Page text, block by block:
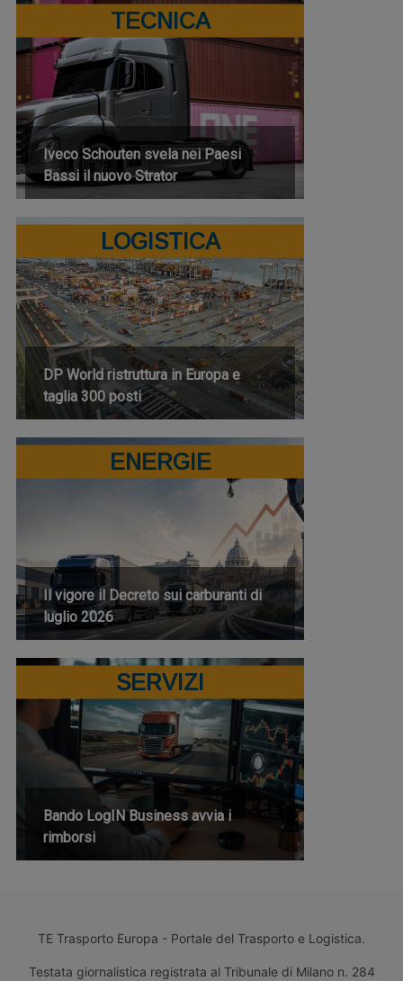
TECNICA
Iveco Schouten svela nei Paesi
Bassi il nuovo Strator
LOGISTICA
DP World ristruttura in Europa e
taglia 300 posti
ENERGIE
Il vigore il Decreto sui carburanti di
luglio 2026
SERVIZI
Bando LogIN Business avvia i
rimborsi
TE Trasporto Europa - Portale del Trasporto e Logistica.
Testata giornalistica registrata al Tribunale di Milano n. 284